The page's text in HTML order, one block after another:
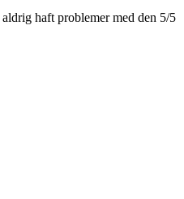
haft problemer med den 5/5